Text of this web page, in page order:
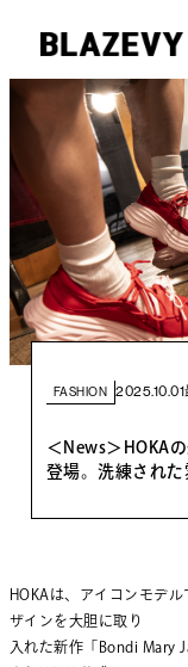
FASHION 2025.10.01
＜News＞HOKA
登場。洗練され
HOKAは、アイコンモデ
ザインを大胆に取り
入れた新作「Bondi Mary